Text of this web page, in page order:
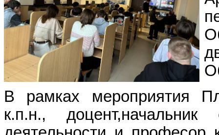
В рамках мероприятия
к.п.н.,